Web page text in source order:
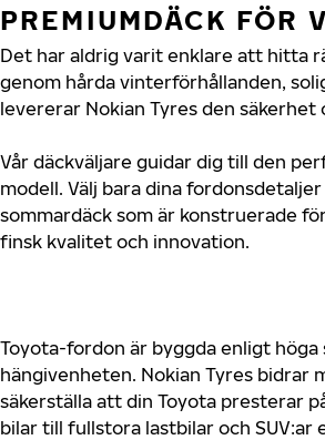
PREMIUMDÄCK FÖR
Det har aldrig varit enklare att hitta
genom hårda vinterförhållanden,
levererar Nokian Tyres den
Vår däckväljare guidar dig till den
modell. Välj bara dina
sommardäck som är konstruerade
finsk kvalitet och innovation.
Toyota-fordon är byggda enligt
hängivenheten. Nokian Tyres
säkerställa att din Toyota presterar
bilar till fullstora lastbilar och